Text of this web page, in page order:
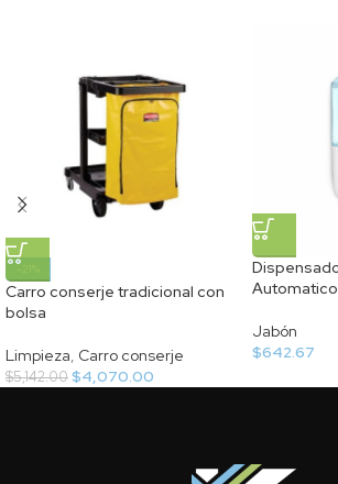
-21%
Carro conserje tradicional con
bolsa
Limpieza, Carro conserje
$5,142.00$4,070.00
Automatico
Jabón
$642.67